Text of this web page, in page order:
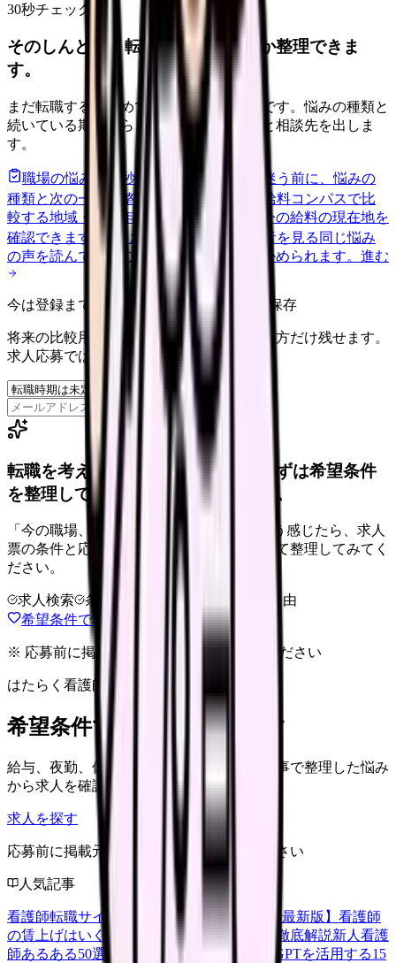
30秒チェック
そのしんどさ、転職すべきサインか整理できま
す。
まだ転職すると決めていなくても大丈夫です。悩みの種類と
続いている期間から、次に見るべき記事と相談先を出しま
す。
職場の悩みを30秒で診断
辞めるべきか迷う前に、悩みの
種類と次の一歩を整理します。 進む
給料コンパスで比
較する地域・経験年数・施設形態から、今の給料の現在地を
確認できます。 進む 匿名掲示板で本音を見る 同じ悩み
の声を読んで、今の職場だけの問題か確かめられます。 進む
今は登録までしない人向け: 希望条件だけ保存
将来の比較用に、転職時期と気になる働き方だけ残せます。
求人応募ではありません。
転職を考えている看護師さんへ。まずは希望条件
を整理して、求人を見比べられます。
「今の職場、このままでいいのかな...」そう感じたら、求人
票の条件と応募前に確認したい不安を分けて整理してみてく
ださい。
求人検索 条件整理 相談だけOK
退会自由
希望条件で求人を探す
※ 応募前に掲載元の最新情報を確認してください
はたらく看護師さん 求人
希望条件で看護師求人を探す
給与、夜勤、休み、ブランクなど、この記事で整理した悩み
から求人を確認できます。
求人を探す
応募前に掲載元の最新情報を確認してください
人気記事
看護師転職サイトランキングTOP5【2026年最新版】 看護師
の賃上げはいくら？2026年度の最新情報を徹底解説新人看護
師あるある50選【共感必至】
看護師がChatGPTを活用する15